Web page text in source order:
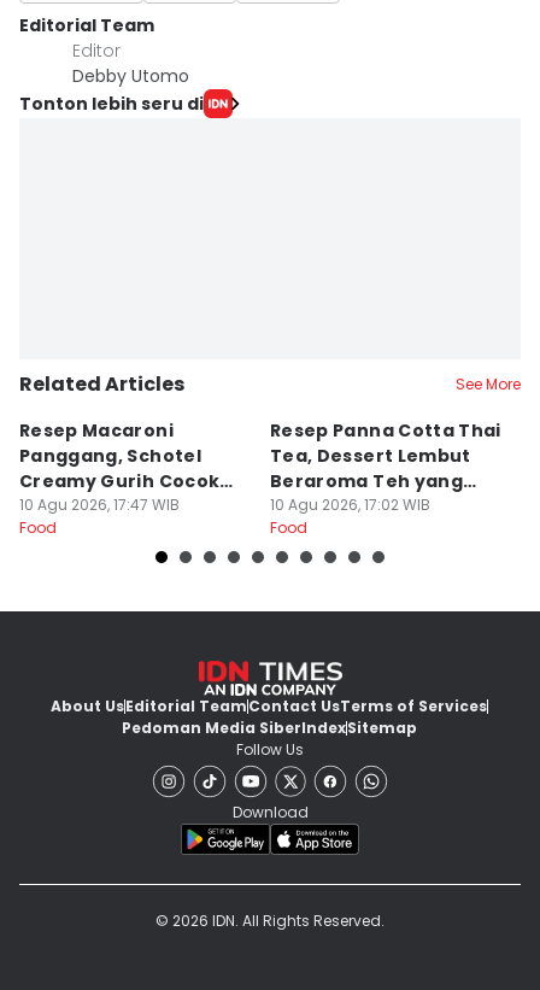
Editorial Team
Editor
Debby Utomo
Tonton lebih seru di
Related Articles See More
Resep Macaroni
Panggang, Schotel
Creamy Gurih Cocok
untuk Camilan
10 Agu 2026, 17:47 WIB
Food
Resep Panna Cotta Thai
Tea, Dessert Lembut
Beraroma Teh yang
Memikat
10 Agu 2026, 17:02 WIB
Food
About UsEditorial TeamContact UsTerms of Services
Pedoman Media SiberIndexSitemap
Follow Us
Download
© 2026 IDN. All Rights Reserved.